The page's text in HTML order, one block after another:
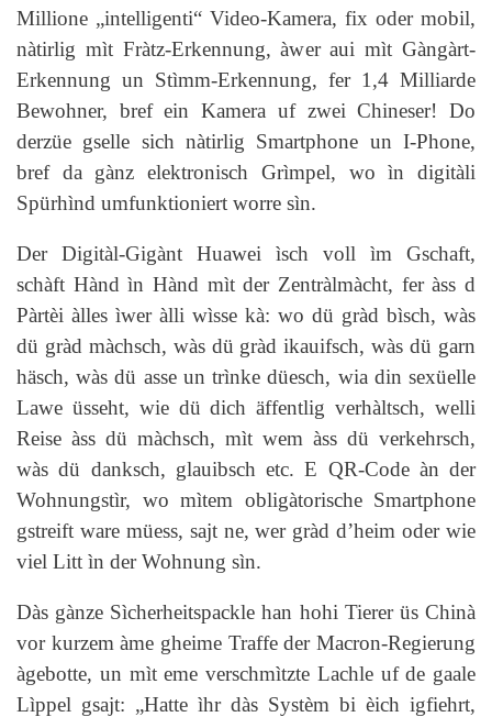
Millione „intelligenti“ Video-Kamera, fix oder mobil,
nàtirlig mìt Fràtz-Erkennung, àwer aui mìt Gàngàrt-
Erkennung un Stìmm-Erkennung, fer 1,4 Milliarde
Bewohner, bref ein Kamera uf zwei Chineser! Do
derzüe gselle sich nàtirlig Smartphone un I-Phone,
bref da gànz elektronisch Grìmpel, wo ìn digitàli
Spürhìnd umfunktioniert worre sìn.
Der Digitàl-Gigànt Huawei ìsch voll ìm Gschaft,
schàft Hànd ìn Hànd mìt der Zentràlmàcht, fer àss d
Pàrtèi àlles ìwer àlli wìsse kà: wo dü gràd bìsch, wàs
dü gràd màchsch, wàs dü gràd ikauifsch, wàs dü garn
häsch, wàs dü asse un trìnke düesch, wia din sexüelle
Lawe üsseht, wie dü dich äffentlig verhàltsch, welli
Reise àss dü màchsch, mìt wem àss dü verkehrsch,
wàs dü danksch, glauibsch etc. E QR-Code àn der
Wohnungstìr, wo mìtem obligàtorische Smartphone
gstreift ware müess, sajt ne, wer gràd d’heim oder wie
viel Litt ìn der Wohnung sìn.
Dàs gànze Sìcherheitspackle han hohi Tierer üs Chinà
vor kurzem àme gheime Traffe der Macron-Regierung
àgebotte, un mìt eme verschmìtzte Lachle uf de gaale
Lìppel gsajt: „Hatte ìhr dàs Systèm bi èich igfiehrt,